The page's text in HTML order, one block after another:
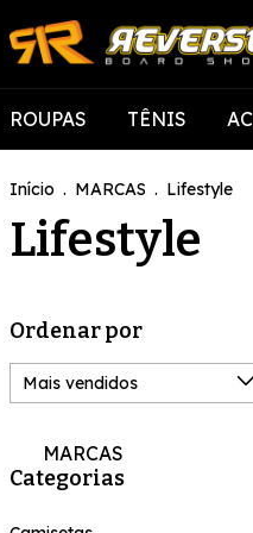
ROUPAS TÊNIS
Início . MARCAS . Lifestyle
Lifestyle
Ordenar por
MARCAS
Categorias